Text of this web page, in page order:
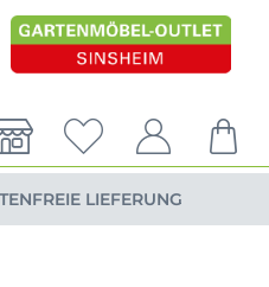
LIEFERUNG
ERSATZTEIL-SHOP
LIEFERUNG